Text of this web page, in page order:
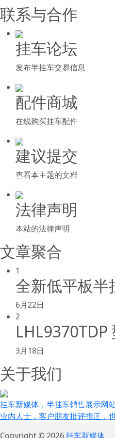
联系与合作
挂车论坛
发布半挂车交易信息
配件商城
在线购买挂车配件
建议提交
查看本主题的文档
法律声明
本站的法律声明
文章聚合
1
全新低平板半
6月22日
2
3月18日
关于我们
挂车新媒体，半挂车销售展示网
业内人士，客户朋友批评指正，
Copyright © 2026挂车新媒体